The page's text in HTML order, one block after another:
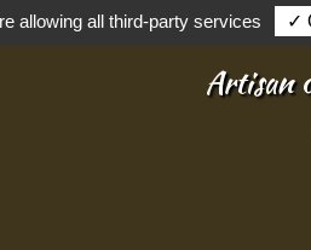
Artisan
allowing all third-party services ✓